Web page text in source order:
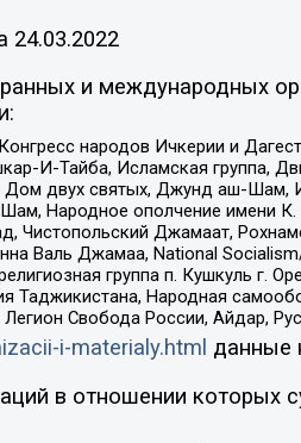
24.03.2022
и международных
народов Ичкерии и
И-Тайба, Исламская группа,
двух святых, Джунд аш-Шам,
Народное ополчение имени
Джамаат,
Валь Джамаа, National Socialism/
группа п. Кушкуль г.
Народная
Свобода России, Айдар,
i-materialy.html данные
в отношении которых